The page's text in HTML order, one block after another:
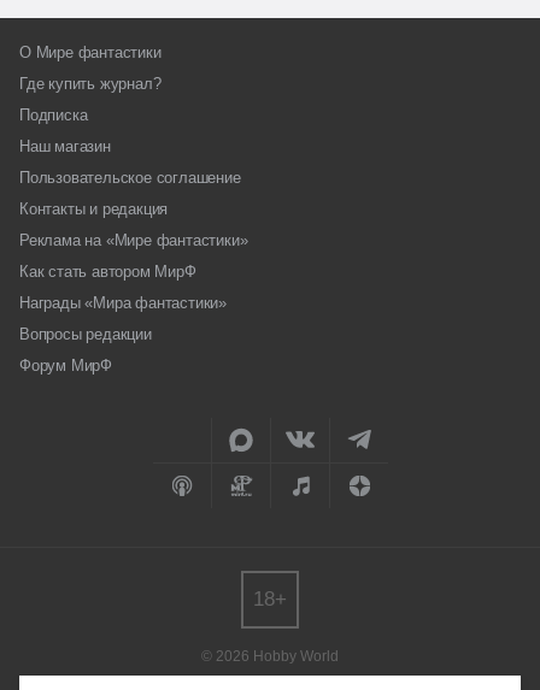
О Мире фантастики
Где купить журнал?
Подписка
Наш магазин
Пользовательское соглашение
Контакты и редакция
Реклама на «Мире фантастики»
Как стать автором МирФ
Награды «Мира фантастики»
Вопросы редакции
Форум МирФ
© 2026 Hobby World
18+